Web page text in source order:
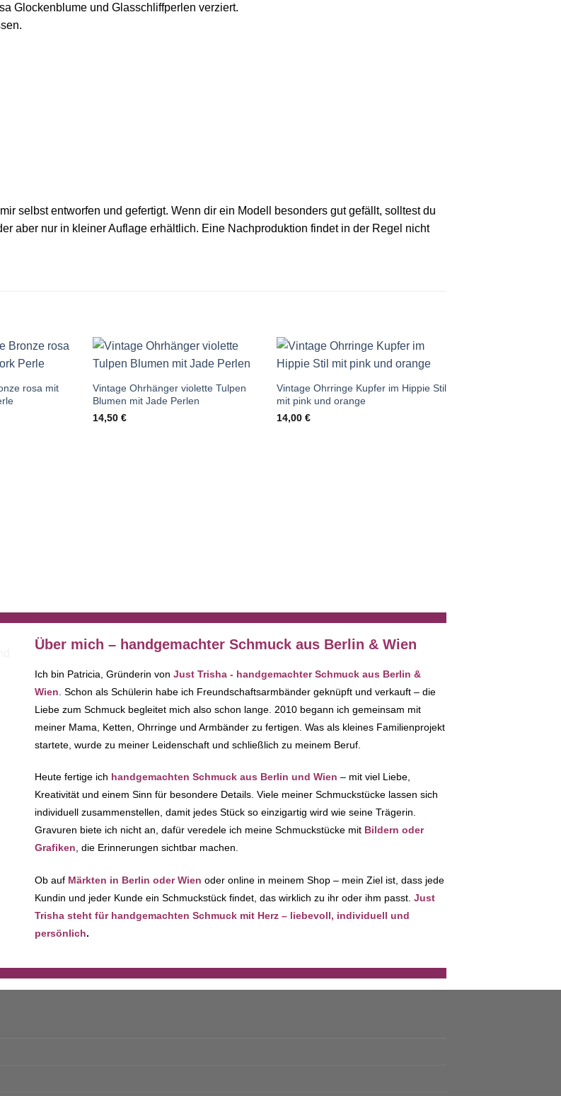
Glockenblume und Glasschliffperlen verziert.
selbst entworfen und gefertigt. Wenn dir ein Modell besonders gut gefällt, solltest du
aber nur in kleiner Auflage erhältlich. Eine Nachproduktion findet in der Regel nicht
Wunschliste
rosa mit
Wunschliste
Vintage Ohrhänger violette Tulpen
Blumen mit Jade Perlen
14,50 €
Wunschliste
Vintage Ohrringe Kupfer im Hippie Stil
mit pink und orange
14,00 €
Über mich – handgemachter Schmuck aus Berlin & Wien
Ich bin Patricia, Gründerin von Just Trisha - handgemachter Schmuck aus Berlin &
Wien . Schon als Schülerin habe ich Freundschaftsarmbänder geknüpft und verkauft – die
Liebe zum Schmuck begleitet mich also schon lange. 2010 begann ich gemeinsam mit
meiner Mama, Ketten, Ohrringe und Armbänder zu fertigen. Was als kleines Familienprojekt
startete, wurde zu meiner Leidenschaft und schließlich zu meinem Beruf.
Heute fertige ich handgemachten Schmuck aus Berlin und Wien – mit viel Liebe,
Kreativität und einem Sinn für besondere Details. Viele meiner Schmuckstücke lassen sich
individuell zusammenstellen, damit jedes Stück so einzigartig wird wie seine Trägerin.
Gravuren biete ich nicht an, dafür veredele ich meine Schmuckstücke mit Bildern oder
Grafiken, die Erinnerungen sichtbar machen.
Ob auf Märkten in Berlin oder Wien oder online in meinem Shop – mein Ziel ist, dass jede
Kundin und jeder Kunde ein Schmuckstück findet, das wirklich zu ihr oder ihm passt. Just
Trisha steht für handgemachten Schmuck mit Herz – liebevoll, individuell und
persönlich.